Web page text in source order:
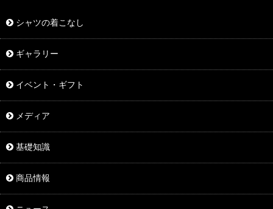
シャツの着こなし
ギャラリー
イベント・ギフト
メディア
基礎知識
商品情報